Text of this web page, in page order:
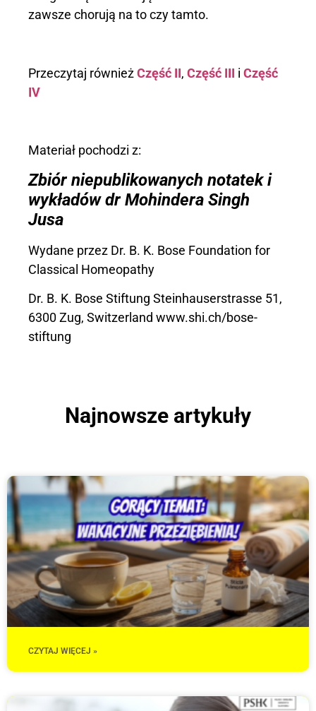
zawsze chorują na to czy tamto.
Przeczytaj równieżCzęść II, Część III i Część
IV
Materiał pochodzi z:
Zbiór niepublikowanych notatek i
wykładów dr Mohindera Singh
Jusa
Wydane przez Dr. B. K. Bose Foundation for
Classical Homeopathy
Dr. B. K. Bose Stiftung Steinhauserstrasse 51,
6300 Zug, Switzerland www.shi.ch/bose-
stiftung
Najnowsze artykuły
CZYTAJ WIĘCEJ »